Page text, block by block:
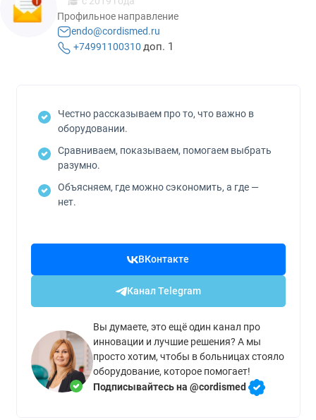
Профильное направление
endo@cordismed.ru
+74991100310 доп. 1
Честно рассказываем про то, что важно в
оборудовании.
Сравниваем, показываем, помогаем выбрать
разумно.
Объясняем, где можно сэкономить, а где —
нет.
ВКонтакте
Канал Telegram
Вы думаете, это ещё один канал про
инновации и лучшие решения? А мы
просто хотим, чтобы в больницах стояло
оборудование, которое помогает!
Подписывайтесь на @cordismed